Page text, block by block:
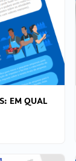
EM QUAL